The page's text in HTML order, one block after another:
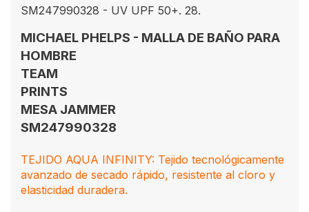
SM247990328 - UV UPF 50+. 28.
MICHAEL PHELPS - MALLA DE BAÑO PARA
HOMBRE
TEAM
PRINTS
MESA JAMMER
SM247990328
TEJIDO AQUA INFINITY: Tejido tecnológicamente
avanzado de secado rápido, resistente al cloro y
elasticidad duradera.